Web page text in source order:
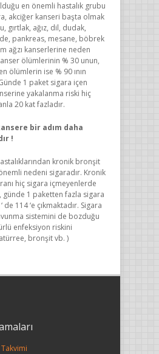
en önemli hastalık grubu
akciğer kanseri başta olmak
gırtlak, ağız, dil, dudak,
pankreas, mesane, böbrek
ağzı kanserlerine neden
ölümlerinin % 30 unun,
ölümlerin ise % 90 ının
1 paket sigara içen
yakalanma riski hiç
20 kat fazladır.
bir adım daha
!
kronik bronşit
nedeni sigaradır. Kronik
hiç sigara içmeyenlerde
günde 1 paketten fazla sigara
114 ‘e çıkmaktadır. Sigara
sistemini de bozduğu
enfeksiyon riskini
bronşit vb. )